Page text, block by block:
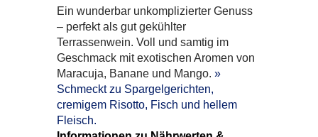
Ein wunderbar unkomplizierter Genuss
– perfekt als gut gekühlter
Terrassenwein. Voll und samtig im
Geschmack mit exotischen Aromen von
Maracuja, Banane und Mango. »
Schmeckt zu Spargelgerichten,
cremigem Risotto, Fisch und hellem
Fleisch.